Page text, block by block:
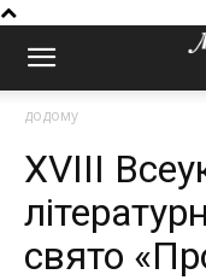
додому
XVIІІ
свято